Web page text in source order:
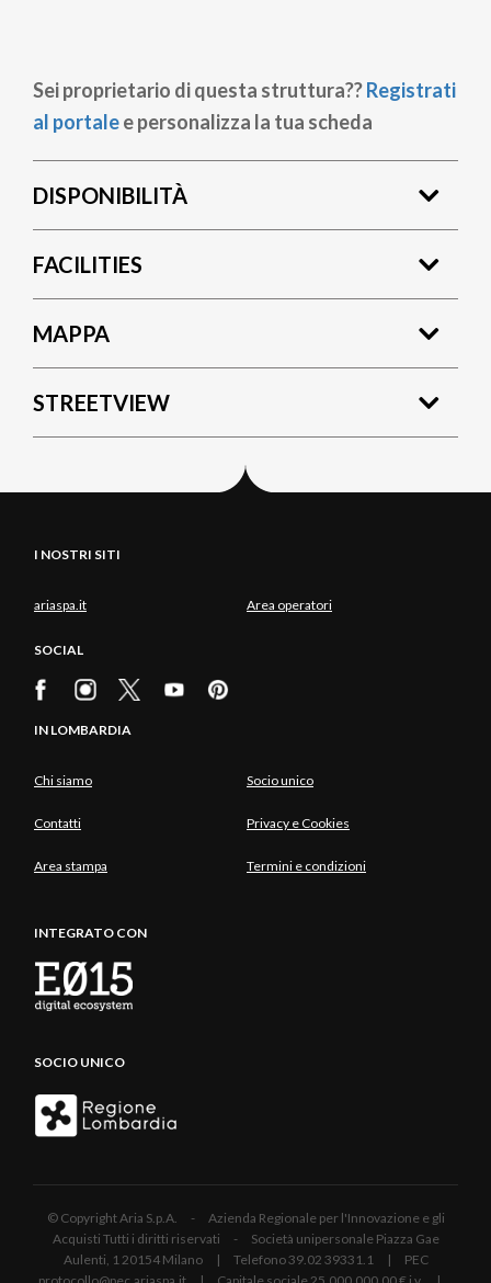
Sei proprietario di questa struttura??Registrati
al portalee personalizza la tua scheda
DISPONIBILITÀ
FACILITIES
MAPPA
STREETVIEW
I NOSTRI SITI
ariaspa.it Area operatori
SOCIAL
IN LOMBARDIA
Chi siamo Socio unico
Contatti Privacy e Cookies
Area stampa Termini e condizioni
INTEGRATO CON
SOCIO UNICO
© Copyright Aria S.p.A. - Azienda Regionale per l'Innovazione e gli
Acquisti Tutti i diritti riservati - Società unipersonale Piazza Gae
Aulenti, 1 20154 Milano | Telefono 39.02 39331.1 | PEC